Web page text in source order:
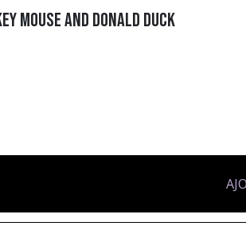
and Donald Duck